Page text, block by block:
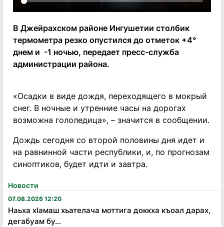
Новости
07.08.2026 12:20
Наьха хӏамаш хьателача моттига доккха къоал дарах,
дегабуам бу...
В Джейрахском районе Ингушетии столбик
термометра резко опустился до отметок +4°
днем и -1 ночью, передает пресс-служба
администрации района.
«Осадки в виде дождя, переходящего в мокрый
снег. В ночные и утренние часы на дорогах
возможна гололедица», – значится в сообщении.
Дождь сегодня со второй половины дня идет и
на равнинной части республики, и, по прогнозам
синоптиков, будет идти и завтра.